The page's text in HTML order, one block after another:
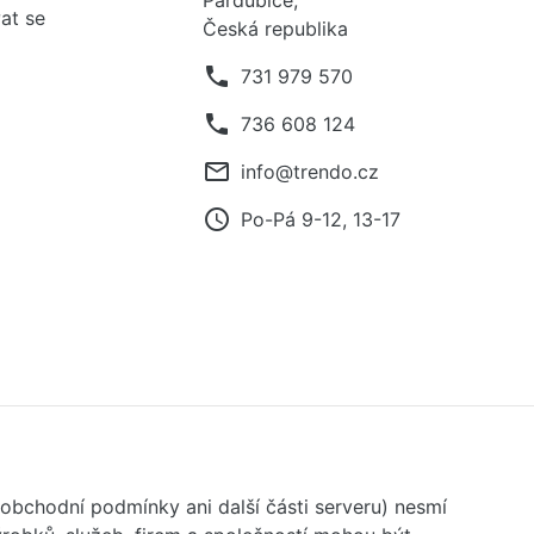
se
Česká republika
phone 731 979 570
phone 736 608 124
mail_outline info@trendo.cz
access_time Po-Pá 9-12, 13-17
podmínky ani další části serveru) nesmí